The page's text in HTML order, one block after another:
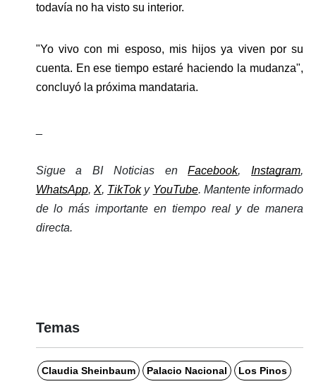
todavía no ha visto su interior.
"Yo vivo con mi esposo, mis hijos ya viven por su
cuenta. En ese tiempo estaré haciendo la mudanza",
concluyó la próxima mandataria.
Sigue a BI Noticias en Facebook, Instagram,
WhatsApp, X, TikTok y YouTube. Mantente informado
de lo más importante en tiempo real y de manera
directa.
Temas
Claudia Sheinbaum Palacio Nacional Los Pinos